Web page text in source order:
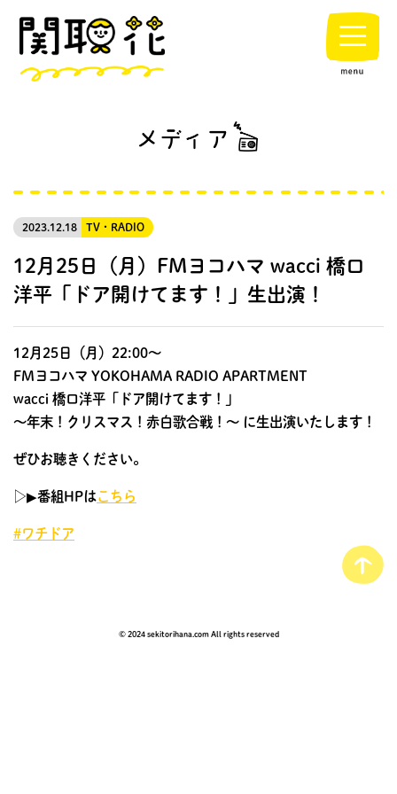
2023.12.18 TV・RADIO
12月25日（月）FMヨコハマ wacci 橋口
洋平「ドア開けてます！」生出演！
12月25日（月）22:00～
FMヨコハマ YOKOHAMA RADIO APARTMENT
wacci 橋口洋平「ドア開けてます！」
～年末！クリスマス！赤白歌合戦！～ に生出演いたします！
ぜひお聴きください。
▷▶︎番組HPはこちら
#ワチドア
© 2024 sekitorihana.com All rights reserved